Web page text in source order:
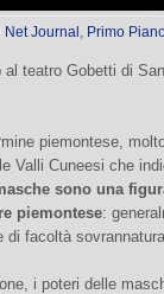
Net Journal , Primo
teatro Gobetti di
piemontese,
Valli Cuneesi che
sono una
piemontese:
di facoltà
i poteri delle